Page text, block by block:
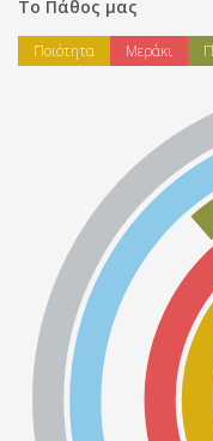
Το Πάθος μας
Ποιότητα Μεράκι